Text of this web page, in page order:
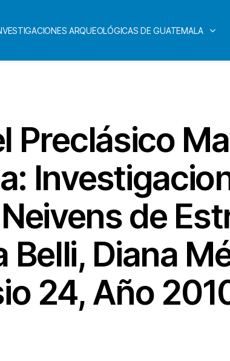
ARQUEOLÓGICAS DE GUATEMALA
Preclásico
de
Diana
24, Año